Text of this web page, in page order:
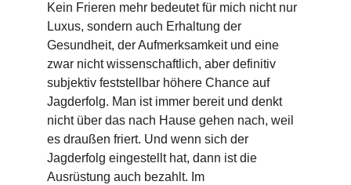
Kein Frieren mehr bedeutet für mich nicht nur
Luxus, sondern auch Erhaltung der
Gesundheit, der Aufmerksamkeit und eine
zwar nicht wissenschaftlich, aber definitiv
subjektiv feststellbar höhere Chance auf
Jagderfolg. Man ist immer bereit und denkt
nicht über das nach Hause gehen nach, weil
es draußen friert. Und wenn sich der
Jagderfolg eingestellt hat, dann ist die
Ausrüstung auch bezahlt. Im